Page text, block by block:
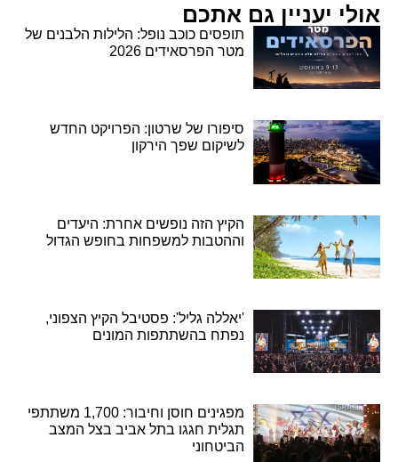
אולי יעניין גם אתכם
תופסים כוכב נופל: הלילות הלבנים של
מטר הפרסאידים 2026
סיפורו של שרטון: הפרויקט החדש
לשיקום שפך הירקון
הקיץ הזה נופשים אחרת: היעדים
וההטבות למשפחות בחופש הגדול
'יאללה גליל': פסטיבל הקיץ הצפוני,
נפתח בהשתתפות המונים
מפגינים חוסן וחיבור: 1,700 משתתפי
תגלית חגגו בתל אביב בצל המצב
הביטחוני